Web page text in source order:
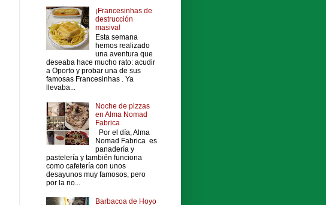
¡Francesinhas de
destrucción
masiva!
Esta semana
hemos realizado
una aventura que
deseaba hace mucho rato: acudir
a Oporto y probar una de sus
famosas Francesinhas . Ya
llevaba...
Noche de pizzas
en Alma Nomad
Fabrica
Por el día, Alma
Nomad Fabrica es
panadería y
pastelería y también funciona
como cafetería con unos
desayunos muy famosos, pero
por la no...
Barbacoa de Hoyo